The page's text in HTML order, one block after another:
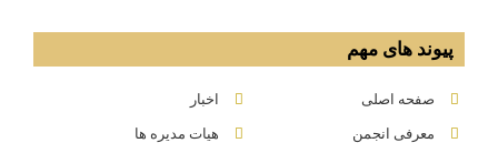
پیوند های مهم
صفحه اصلی
معرفی انجمن
اخبار
هیات مدیره ها